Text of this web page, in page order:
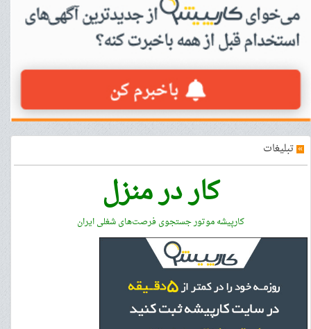
» تبلیغات
کار در منزل
کارپیشه موتور جستجوی فرصت‌های شغلی ایران